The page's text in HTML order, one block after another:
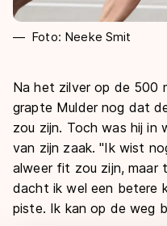
Foto: Neeke Smit
Na het zilver op de 500
grapte Mulder nog dat
zou zijn. Toch was hij in
van zijn zaak. "Ik wist
alweer fit zou zijn, maar
dacht ik wel een betere
piste. Ik kan op de weg